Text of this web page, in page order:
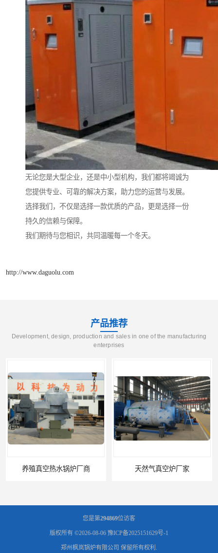
无论您是大型企业，还是中小型机构，我们都将竭诚为
您提供专业、可靠的解决方案，助力您的运营与发展。
选择我们，不仅是选择一款优质的产品，更是选择一份
持久的信赖与保障。
我们期待与您相识，共同温暖每一个冬天。
http://www.daguolu.com
产品推荐
Development, design, production and sales in one of the manufacturing
enterprises
炉厂商 天然气真空炉厂家
您是第294869位访客
版权所有 ©2026-08-06 豫ICP备2025151629号-1
郑州枫岚锅炉有限公司 保留所有权利.